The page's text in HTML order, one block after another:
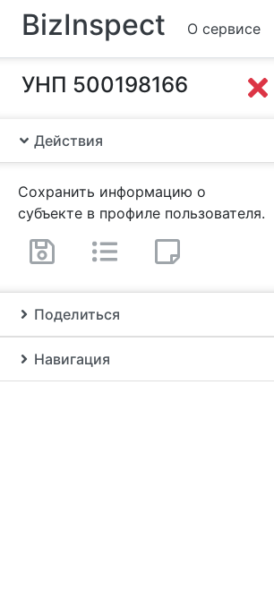
BizInspect О сервисе
УНП 500198166
Действия
Сохранить информацию о
субъекте в профиле пользователя.
Поделиться
Навигация